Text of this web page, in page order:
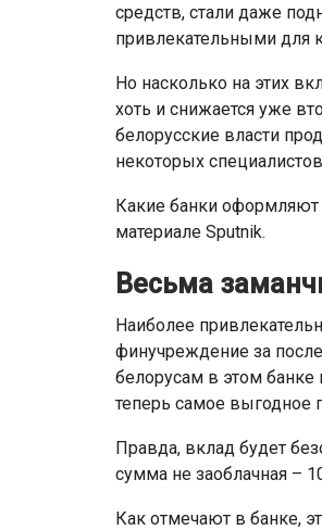
средств, стали даже
привлекательными для
Но насколько на этих
хоть и снижается уже
белорусские власти
некоторых
Какие банки оформляют
материале Sputnik.
Весьма
Наиболее
финучреждение за
белорусам в этом банке
теперь самое выгодное
Правда, вклад будет
сумма не заоблачная –
Как отмечают в банке,